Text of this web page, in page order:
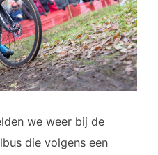
we weer bij de
die volgens een